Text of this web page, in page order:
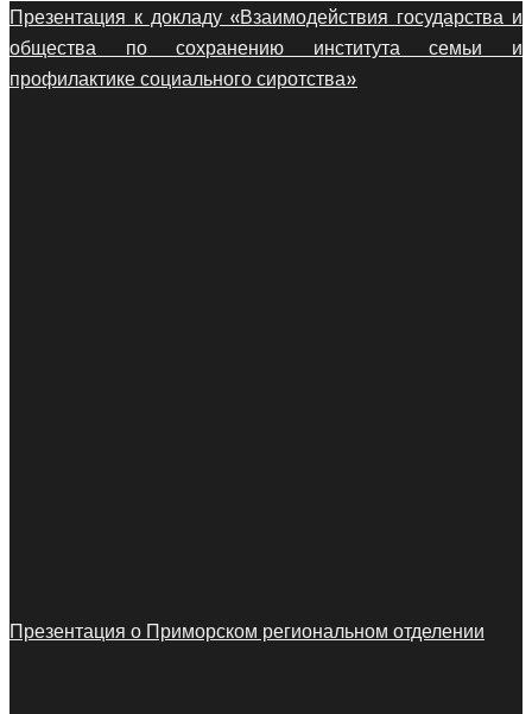
Презентация к докладу «Взаимодействия государства и
общества по сохранению института семьи и
профилактике социального сиротства»
Презентация о Приморском региональном отделении